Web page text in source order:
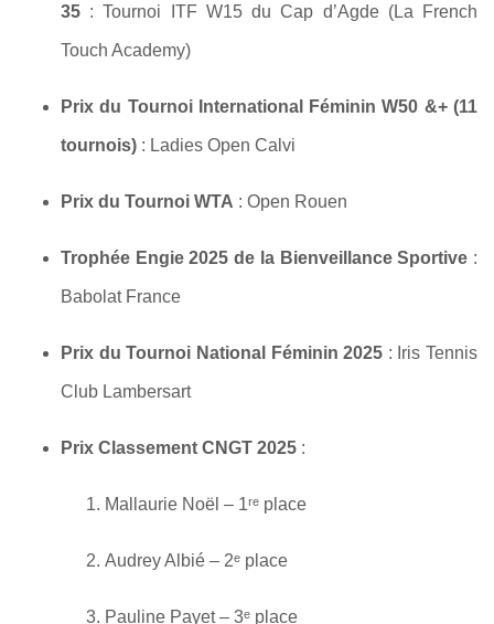
35 : Tournoi ITF W15 du Cap d’Agde (La French
Touch Academy)
Prix du Tournoi International Féminin W50 &+ (11
tournois) : Ladies Open Calvi
Prix du Tournoi WTA : Open Rouen
Trophée Engie 2025 de la Bienveillance Sportive :
Babolat France
Prix du Tournoi National Féminin 2025 : Iris Tennis
Club Lambersart
Prix Classement CNGT 2025 :
Mallaurie Noël – 1ʳᵉ place
Audrey Albié – 2ᵉ place
Pauline Payet – 3ᵉ place